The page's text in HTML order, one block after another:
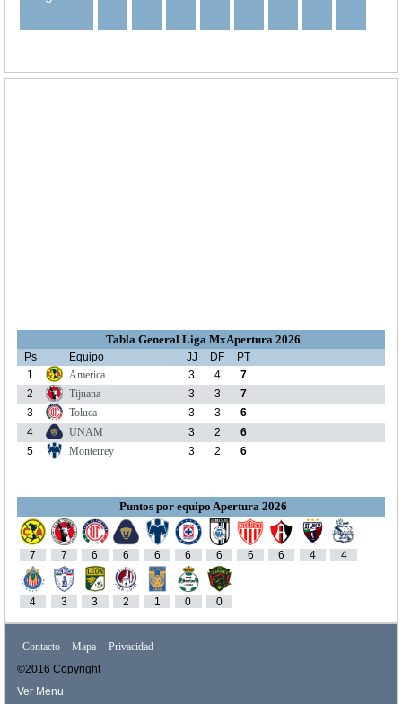
Tabla General Liga MxApertura 2026
Ps Equipo JJ DF
PT
1
America 3 4
7
2
Tijuana 3 3
7
3
Toluca 3 3
6
4
UNAM 3 2
6
5
Monterrey 3 2 6
Puntos por equipo Apertura 2026
7 7 6 6 6 6 6 6 6 4 4
4 3 3 2 1 0 0
Contacto Mapa
Privacidad
©2016 Copyright